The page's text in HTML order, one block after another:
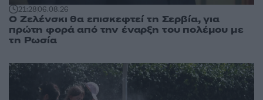
21:2806.08.26
Ο Ζελένσκι θα επισκεφτεί τη Σερβία, για
πρώτη φορά από την έναρξη του πολέμου με
τη Ρωσία